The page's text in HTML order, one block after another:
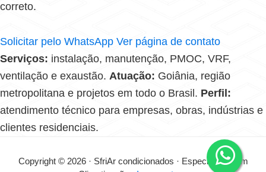
correto.
Solicitar pelo WhatsApp Ver página de contato
Serviços: instalação, manutenção, PMOC, VRF,
ventilação e exaustão. Atuação: Goiânia, região
metropolitana e projetos em todo o Brasil. Perfil:
atendimento técnico para empresas, obras, indústrias e
clientes residenciais.
Copyright © 2026 · SfriAr condicionados · Especialistas em